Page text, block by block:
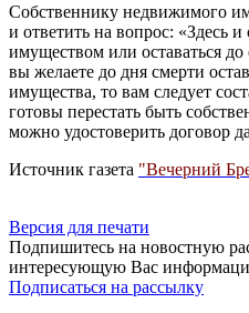
Собственнику недвижимого
и ответить на вопрос: «Здесь и
имуществом или оставаться
вы желаете до дня смерти
имущества, то вам следует
готовы перестать быть
можно удостоверить договор
Источник газета "Вечерний
Версия для печати
Подпишитесь на новостную
интересующую Вас
Подписаться на рассылку